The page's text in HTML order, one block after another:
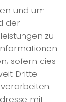
und um
der
zu
sofern dies
Dritte
mit